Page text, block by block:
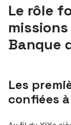
Le rôle
Banque
Les
confiées